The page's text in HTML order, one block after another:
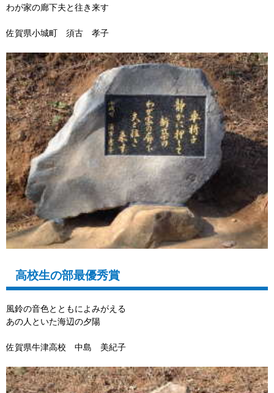
わが家の廊下夫と往き来す
佐賀県小城町 須古 孝子
高校生の部最優秀賞
風鈴の音色とともによみがえる
あの人といた海辺の夕陽
佐賀県牛津高校 中島 美紀子